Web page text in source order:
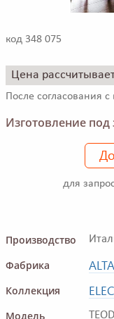
код 348 075
Цена
После согласования
Изготовление под
для
Производство
Фабрика
Коллекция
Модель